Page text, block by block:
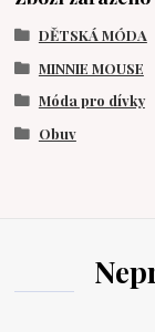
DĚTSKÁ MÓDA
MINNIE MOUSE
Móda pro dívky
Obuv